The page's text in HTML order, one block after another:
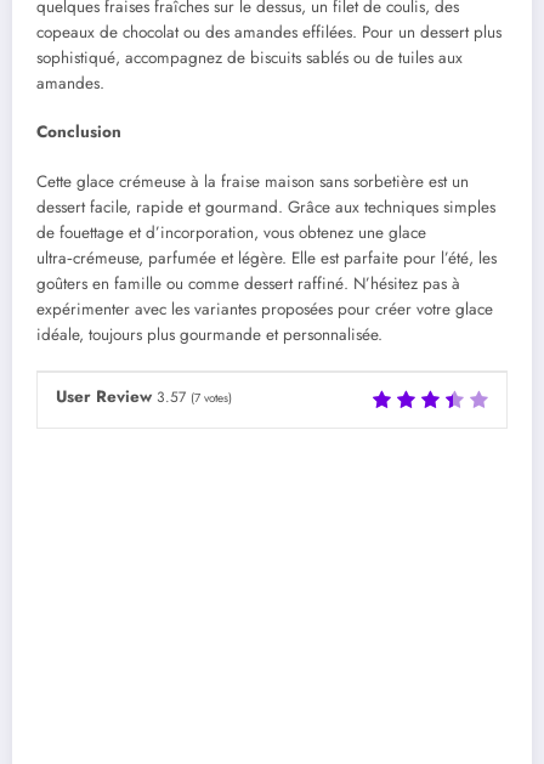
quelques fraises fraîches sur le dessus, un filet de coulis, des
copeaux de chocolat ou des amandes effilées. Pour un dessert plus
sophistiqué, accompagnez de biscuits sablés ou de tuiles aux
amandes.
Conclusion
Cette glace crémeuse à la fraise maison sans sorbetière est un
dessert facile, rapide et gourmand. Grâce aux techniques simples
de fouettage et d’incorporation, vous obtenez une glace
ultra‑crémeuse, parfumée et légère. Elle est parfaite pour l’été, les
goûters en famille ou comme dessert raffiné. N’hésitez pas à
expérimenter avec les variantes proposées pour créer votre glace
idéale, toujours plus gourmande et personnalisée.
User Review 3.57 (7 votes)